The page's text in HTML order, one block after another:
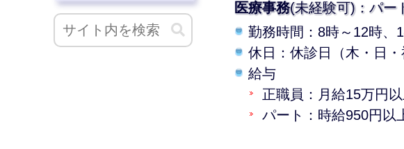
医療事務(未経験可)：パー
勤務時間：8時～12時、
休日：休診日（木・日
給与
正職員：月給15万円
パート：時給950円以